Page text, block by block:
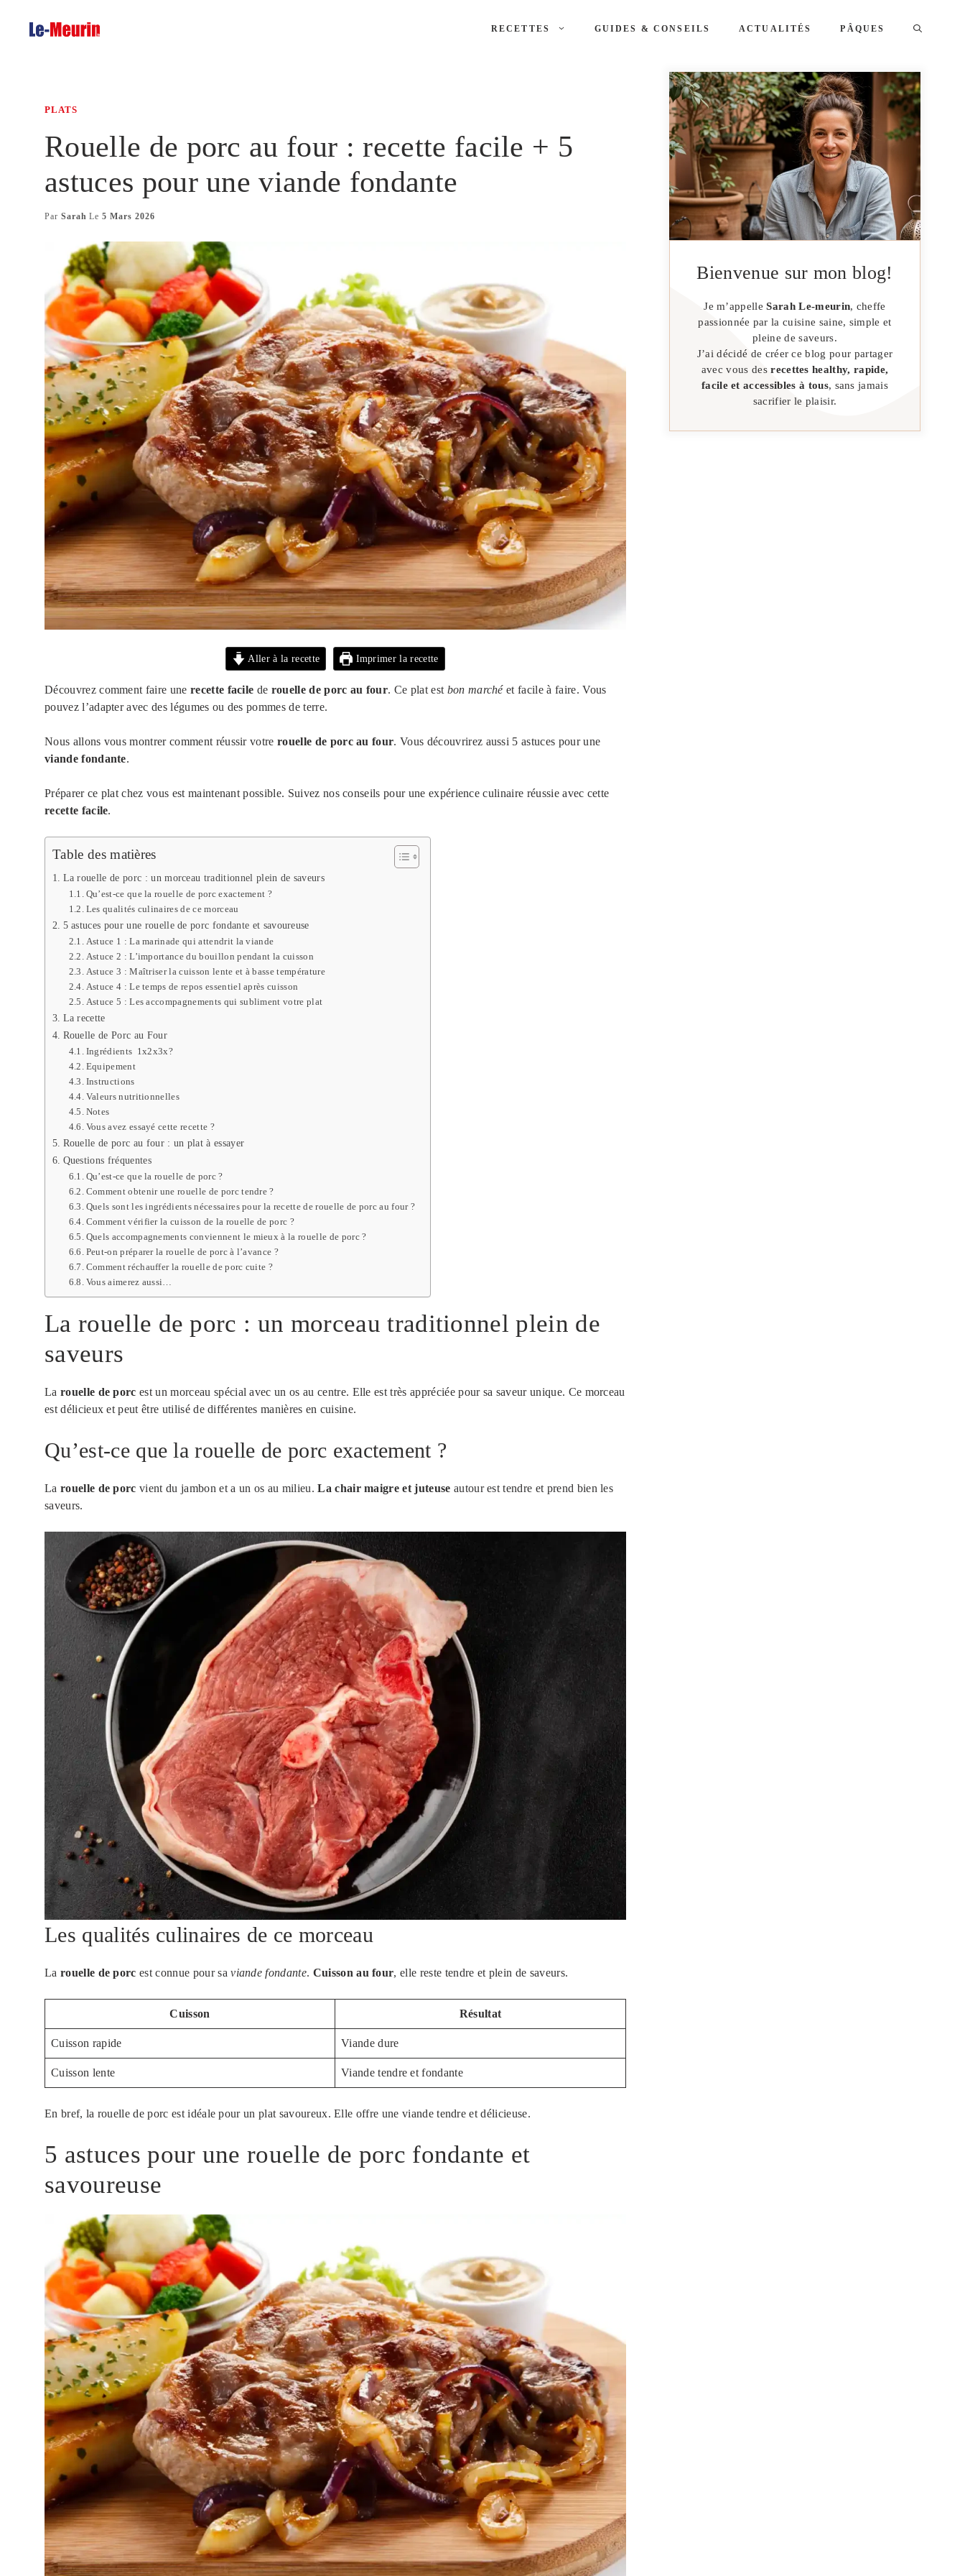
RECETTES GUIDES & CONSEILS ACTUALITÉS PÂQUES
PLATS
Rouelle de porc au four : recette facile + 5
astuces pour une viande fondante
Par Sarah Le5 Mars 2026
Aller à la recette Imprimer la recette
Découvrez comment faire une recette facile de rouelle de porc au four. Ce plat est bon marchéet facile à faire. Vous
pouvez l’adapter avec des légumes ou des pommes de terre.
Nous allons vous montrer comment réussir votrerouelle de porc au four. Vous découvrirez aussi 5 astuces pour une
viande fondante.
Préparer ce plat chez vous est maintenant possible. Suivez nos conseils pour une expérience culinaire réussie avec cette
recette facile.
Table des matières
La rouelle de porc : un morceau traditionnel plein de saveurs
Qu’est-ce que la rouelle de porc exactement ?
Les qualités culinaires de ce morceau
5 astuces pour une rouelle de porc fondante et savoureuse
Astuce 1 : La marinade qui attendrit la viande
Astuce 2 : L’importance du bouillon pendant la cuisson
Astuce 3 : Maîtriser la cuisson lente et à basse température
Astuce 4 : Le temps de repos essentiel après cuisson
Astuce 5 : Les accompagnements qui subliment votre plat
La recette
Rouelle de Porc au Four
Ingrédients 1x2x3x?
Equipement
Instructions
Valeurs nutritionnelles
Notes
Vous avez essayé cette recette ?
Rouelle de porc au four : un plat à essayer
Questions fréquentes
Qu’est-ce que la rouelle de porc ?
Comment obtenir une rouelle de porc tendre ?
Quels sont les ingrédients nécessaires pour la recette de rouelle de porc au four ?
Comment vérifier la cuisson de la rouelle de porc ?
Quels accompagnements conviennent le mieux à la rouelle de porc ?
Peut-on préparer la rouelle de porc à l’avance ?
Comment réchauffer la rouelle de porc cuite ?
Vous aimerez aussi…
La rouelle de porc : un morceau traditionnel plein de
saveurs
La rouelle de porc est un morceau spécial avec un os au centre. Elle est très appréciée pour sa saveur unique. Ce morceau
est délicieux et peut être utilisé de différentes manières en cuisine.
Qu’est-ce que la rouelle de porc exactement ?
La rouelle de porc vient du jambon et a un os au milieu.La chair maigre et juteuse autour est tendre et prend bien les
saveurs.
Les qualités culinaires de ce morceau
La rouelle de porc est connue pour saviande fondante. Cuisson au four, elle reste tendre et plein de saveurs.
Cuisson Résultat
Cuisson rapide Viande dure
Cuisson lente Viande tendre et fondante
En bref, la rouelle de porc est idéale pour un plat savoureux. Elle offre une viande tendre et délicieuse.
5 astuces pour une rouelle de porc fondante et
savoureuse
Bienvenue sur mon blog!
Je m’appelleSarah Le-meurin, cheffe
passionnée par la cuisine saine, simple et
pleine de saveurs.
J’ai décidé de créer ce blog pour partager
avec vous desrecettes healthy, rapide,
facile et accessibles à tous, sans jamais
sacrifier le plaisir.